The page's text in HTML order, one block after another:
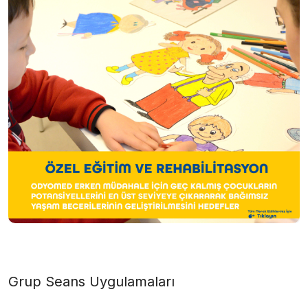
Grup Seans Uygulamaları